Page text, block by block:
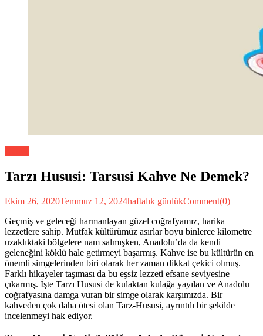
Tarzı Hususi: Tarsusi Kahve Ne Demek?
Ekim 26, 2020Temmuz 12, 2024haftalık günlükComment(0)
Geçmiş ve geleceği harmanlayan güzel coğrafyamız, harika
lezzetlere sahip. Mutfak kültürümüz asırlar boyu binlerce kilometre
uzaklıktaki bölgelere nam salmışken, Anadolu’da da kendi
geleneğini köklü hale getirmeyi başarmış. Kahve ise bu kültürün en
önemli simgelerinden biri olarak her zaman dikkat çekici olmuş.
Farklı hikayeler taşıması da bu eşsiz lezzeti efsane seviyesine
çıkarmış. İşte Tarzı Hususi de kulaktan kulağa yayılan ve Anadolu
coğrafyasına damga vuran bir simge olarak karşımızda. Bir
kahveden çok daha ötesi olan Tarz-Hususi, ayrıntılı bir şekilde
incelenmeyi hak ediyor.